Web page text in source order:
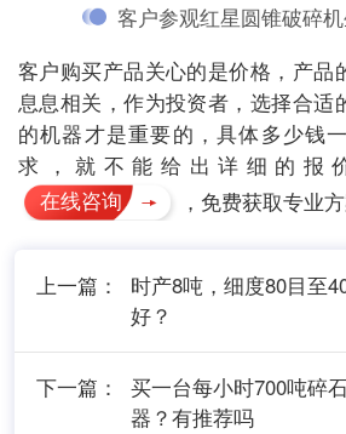
客户参观红星圆锥破碎
客户购买产品关心的是价格，产品
息息相关，作为投资者，选择合适
的机器才是重要的，具体多少钱
求，就不能给出详细的报
在线咨询
，免费获取专业
上一篇：
时产8吨，细度80目至
好？
下一篇：
买一台每小时700吨碎
器？有推荐吗